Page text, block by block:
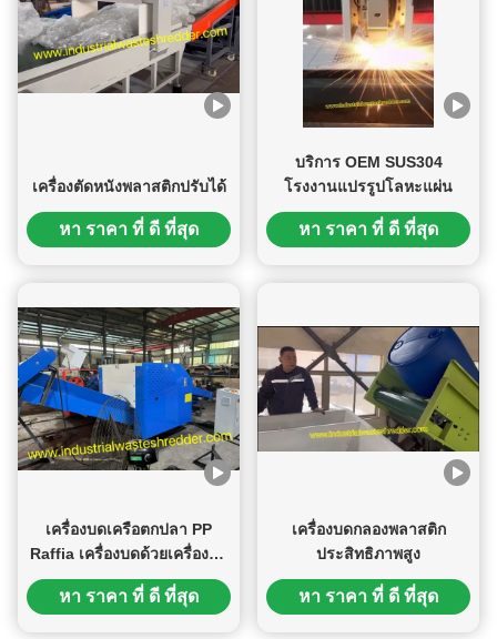
เครื่องตัดหนังพลาสติกปรับได้
หา ราคา ที่ ดี ที่สุด
บริการ OEM SUS304
โรงงานแปรรูปโลหะแผ่น
หา ราคา ที่ ดี ที่สุด
เครื่องบดเครือตกปลา PP
Raffia เครื่องบดด้วยเครื่องมือ
สแตนเลสทนทาน
หา ราคา ที่ ดี ที่สุด
เครื่องบดกลองพลาสติก
ประสิทธิภาพสูง
หา ราคา ที่ ดี ที่สุด